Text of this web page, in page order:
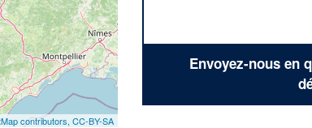
contributors, CC-BY-SA
Envoyez-nous en